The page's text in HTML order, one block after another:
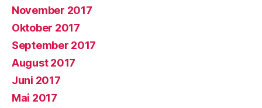
November 2017
Oktober 2017
September 2017
August 2017
Juni 2017
Mai 2017